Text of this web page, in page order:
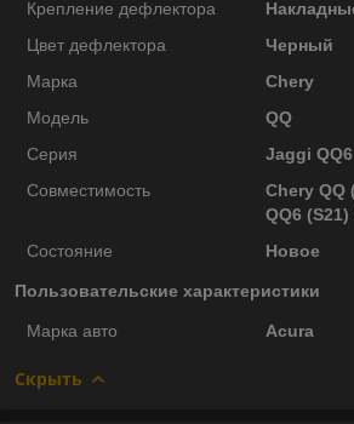
Крепление дефлектора
Цвет дефлектора
Черный
Марка
Chery
Модель
QQ
Серия
Jaggi
Совместимость
Chery QQ
QQ6 (S21)
Состояние
Новое
Пользовательские характеристики
Марка авто Acura
Скрыть